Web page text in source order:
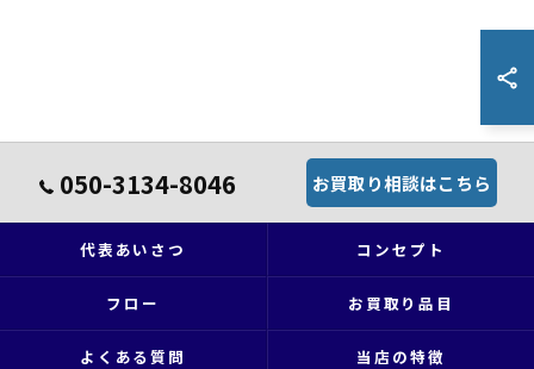
050-3134-8046 お買取り相談はこちら
代表あいさつ コンセプト
フロー お買取り品目
よくある質問 当店の特徴